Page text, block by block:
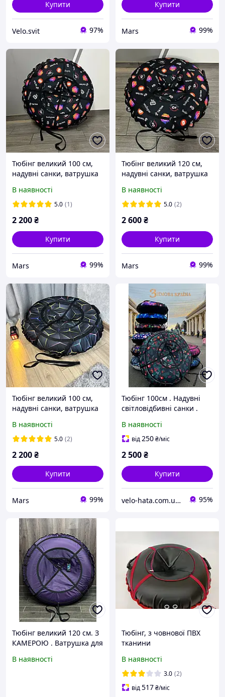
Купити
Velo.svit 97%
Купити
Mars 99%
Тюбінг великий 100 см,
надувні санки, ватрушка
тюбінг для катання на
гірці
В наявності
5.0 (1)
2 200₴
Купити
Mars 99%
Тюбінг великий 120 см,
надувні санки, ватрушка
тюбінг для катання на
гірці
В наявності
5.0 (2)
2 600₴
Купити
Mars 99%
Тюбінг великий 100 см,
надувні санки, ватрушка
тюбінг для катання на
гірці
В наявності
5.0 (2)
2 200₴
Купити
Mars 99%
Тюбінг 100см . Надувні
світловідбивні санки .
снігу , шайба для катання
. Плюшка
В наявності
від250₴/міс
2 500₴
Купити
velo-hata.com.ua Магазин товарів для активного спорту та відпочинку 95%
Тюбінг великий 120 см. З
КАМЕРОЮ . Ватрушка для
для катання на гірці.
В наявності
Тюбінг, з човнової ПВХ
тканини
В наявності
3.0 (2)
від517₴/міс